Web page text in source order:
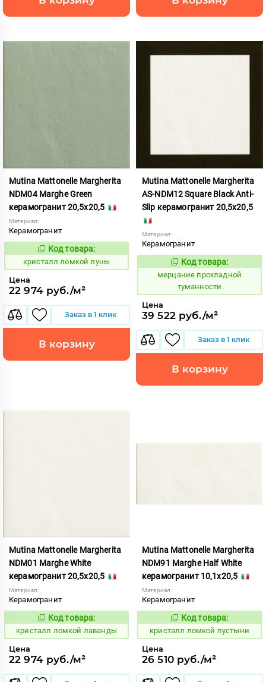
Mutina Mattonelle Margherita
NDM04 Marghe Green
керамогранит 20,5x20,5
Материал:
Керамогранит
818545
Код товара:
кристалл ломкой луны
Цена
22 974 руб./м²
Заказ в 1 клик
В корзину
Mutina Mattonelle Margherita
AS-NDM12 Square Black Anti-
Slip керамогранит 20,5x20,5
Материал:
Керамогранит
977984
Код товара:
мерцание прохладной
туманности
Цена
39 522 руб./м²
Заказ в 1 клик
В корзину
Mutina Mattonelle Margherita
NDM01 Marghe White
керамогранит 20,5x20,5
Материал:
Керамогранит
818541
Код товара:
кристалл ломкой лаванды
Цена
22 974 руб./м²
Mutina Mattonelle Margherita
NDM91 Marghe Half White
керамогранит 10,1x20,5
Материал:
Керамогранит
818575
Код товара:
кристалл ломкой пустыни
Цена
26 510 руб./м²